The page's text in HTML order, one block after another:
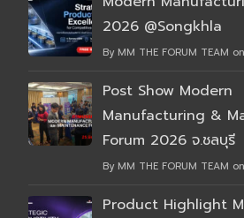
2026 @Songkhla
By MM THE FORUM TEAM
Post Show Modern
Manufacturing &
Forum 2026 จ.ชลบุรี
By MM THE FORUM TEAM
Product Highlight